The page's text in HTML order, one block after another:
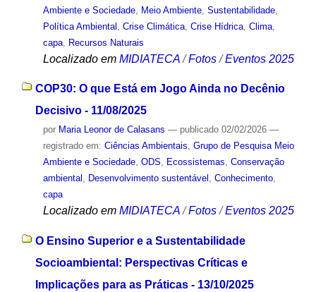
Ambiente e Sociedade, Meio Ambiente, Sustentabilidade,
Política Ambiental Crise Climática, Crise Hídrica, Clima,
capa, Recursos Naturais
Localizado em MIDIATECA /Fotos /Eventos 2025
COP30: O que Está em Jogo Ainda no Decênio
Decisivo - 11/08/2025
por Maria Leonor de Calasans — publicado02/02/2026 —
registrado em: Ciências Ambientais, Grupo de Pesquisa Meio
Ambiente e Sociedade, ODS, Ecossistemas, Conservação
ambiental , Desenvolvimento sustentável , Conhecimento,
capa
Localizado em MIDIATECA /Fotos /Eventos 2025
O Ensino Superior e a Sustentabilidade
Socioambiental: Perspectivas Críticas e
Implicações para as Práticas - 13/10/2025